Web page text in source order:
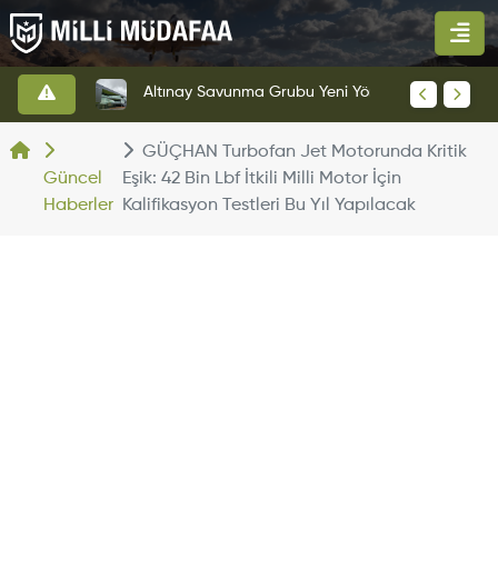
Güncel
Haberler
GÜÇHAN Turbofan Jet Motorunda Kritik
Eşik: 42 Bin Lbf İtkili Milli Motor İçin
Kalifikasyon Testleri Bu Yıl Yapılacak